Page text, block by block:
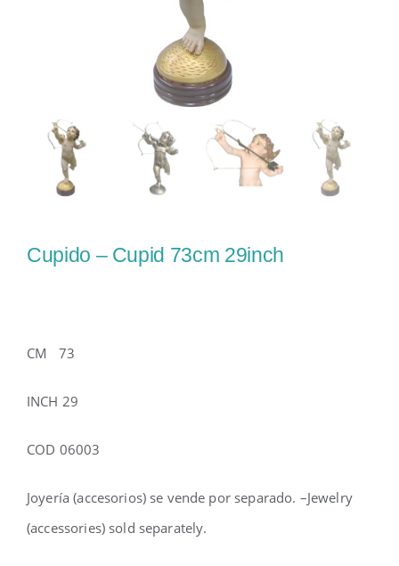
Cupido – Cupid 73cm 29inch
CM 73
INCH 29
COD 06003
Joyería (accesorios) se vende por separado. –Jewelry
(accessories) sold separately.